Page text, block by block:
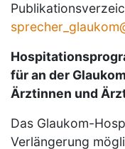
für an der
Ärztinnen und
Das Glaukom-
Verlängerung